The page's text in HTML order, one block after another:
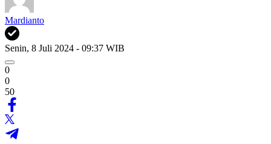
Mardianto
Senin, 8 Juli 2024 - 09:37 WIB
0
0
50